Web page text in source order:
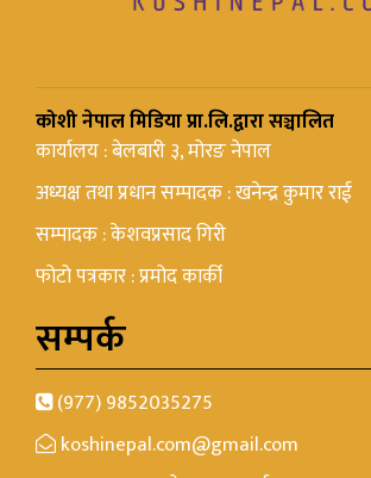
कोशी नेपाल मिडिया प्रा.लि.द्वारा सञ्चालित
कार्यालय : बेलबारी ३, मोरङ नेपाल
अध्यक्ष तथा प्रधान सम्पादक : खनेन्द्र कुमार राई
सम्पादक : केशवप्रसाद गिरी
फोटो पत्रकार : प्रमोद कार्की
सम्पर्क
(977) 9852035275
koshinepal.com@gmail.com